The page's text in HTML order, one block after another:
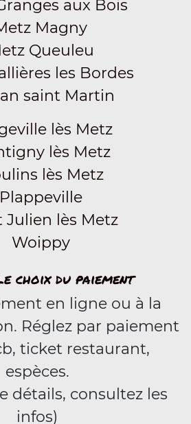
aux Bois
Magny
Queuleu
les Bordes
saint Martin
lès Metz
lès Metz
lès Metz
Plappeville
Julien lès Metz
Woippy
choix du paiement
en ligne ou à la
Réglez par paiement
ticket restaurant,
espèces.
détails, consultez les
infos)